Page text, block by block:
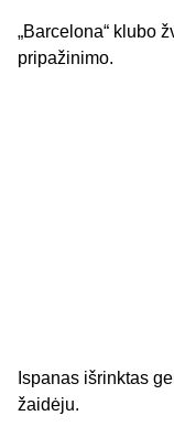
„Barcelona“ klubo
pripažinimo.
Ispanas išrinktas
žaidėju.